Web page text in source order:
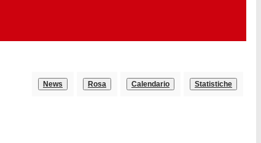
News Rosa Calendario Statistiche